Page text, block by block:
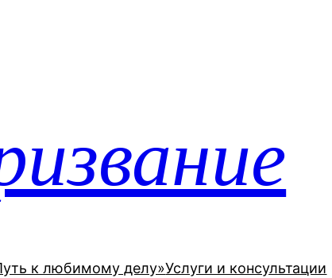
к любимому делу»Услуги и консультации